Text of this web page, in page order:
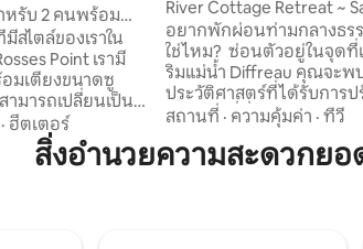
หรับ 2 คนพร้อม
สไตล์ของเราใน
Point เรามี
มเตียงขนาดซู
ามารถเปลี่ยนเป็น
ยงตามคำขอล่วง
รามีห้องครัวขนาด
อกไปยังพื้นที่
· ฮีตเตอร์
River Cottage Retreat ~
Plunge ~ Waterfall
อยากพักผ่อนท่ามกลางธร
ใช่ไหม? ซ่อนตัวอยู่ในจุดที่เงียบสงบที่เชิงเขา
ริมแม่น้ำ Diffreau คุณจะพ
ประวัติศาสตร์ที่ได้รับการป
สวยงาม ที่นี่คุณสามารถเพลิ
ทัศนียภาพอันงดงามของป่
และเนินเขาที่ทอดยาวไปไ
สถานที่ · ความคุ้มค่า · ทีวี
สิ่งอำนวยความสะดวกย